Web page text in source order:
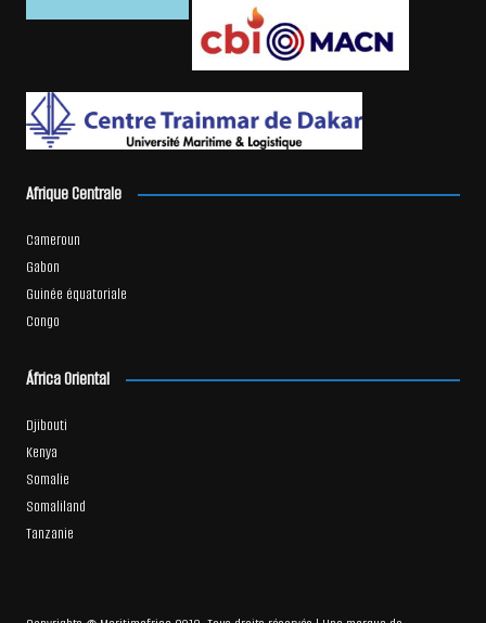
Afrique Centrale
Cameroun
Gabon
Guinée équatoriale
Congo
África Oriental
Djibouti
Kenya
Somalie
Somaliland
Tanzanie